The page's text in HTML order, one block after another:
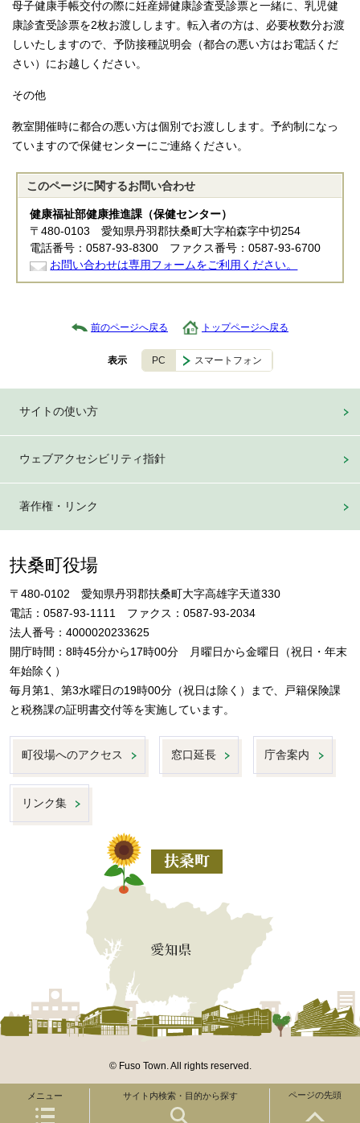
母子健康手帳交付の際に妊産婦健康診査受診票と一緒に、乳児健
康診査受診票を2枚お渡しします。転入者の方は、必要枚数分お渡
しいたしますので、予防接種説明会（都合の悪い方はお電話くだ
さい）にお越しください。
その他
教室開催時に都合の悪い方は個別でお渡しします。予約制になっ
ていますので保健センターにご連絡ください。
このページに関するお問い合わせ
健康福祉部健康推進課（保健センター）
〒480-0103 愛知県丹羽郡扶桑町大字柏森字中切254
電話番号：0587-93-8300 ファクス番号：0587-93-6700
お問い合わせは専用フォームをご利用ください。
前のページへ戻る トップページへ戻る
表示 PC スマートフォン
メニュー サイト内検索・目的から探す ページの先頭
サイトの使い方
ウェブアクセシビリティ指針
著作権・リンク
扶桑町役場
〒480-0102 愛知県丹羽郡扶桑町大字高雄字天道330
電話：0587-93-1111 ファクス：0587-93-2034
法人番号：4000020233625
開庁時間：8時45分から17時00分 月曜日から金曜日（祝日・年末
年始除く）
毎月第1、第3水曜日の19時00分（祝日は除く）まで、戸籍保険課
と税務課の証明書交付等を実施しています。
町役場へのアクセス 窓口延長 庁舎案内
リンク集
© Fuso Town. All rights reserved.